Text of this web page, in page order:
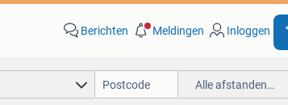
Berichten Meldingen Inloggen
Alle afstanden…